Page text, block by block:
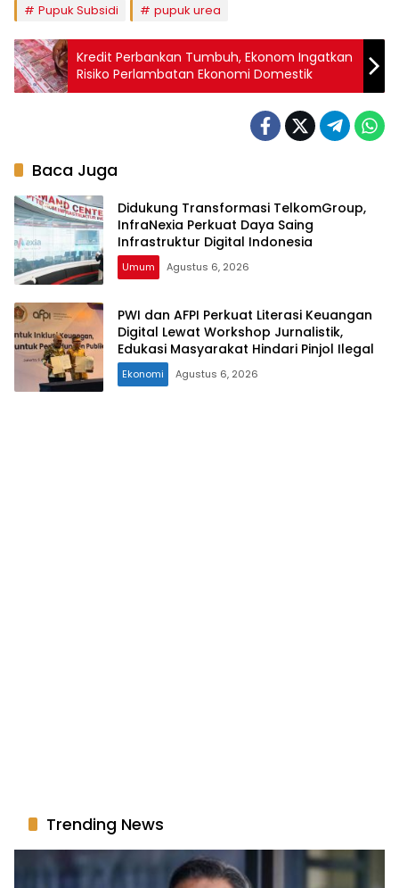
Pupuk Subsidi
pupuk urea
Kredit Perbankan Tumbuh, Ekonom Ingatkan
Risiko Perlambatan Ekonomi Domestik
Baca Juga
Didukung Transformasi TelkomGroup,
InfraNexia Perkuat Daya Saing
Infrastruktur Digital Indonesia
Umum Agustus 6, 2026
PWI dan AFPI Perkuat Literasi Keuangan
Digital Lewat Workshop Jurnalistik,
Edukasi Masyarakat Hindari Pinjol Ilegal
Ekonomi Agustus 6, 2026